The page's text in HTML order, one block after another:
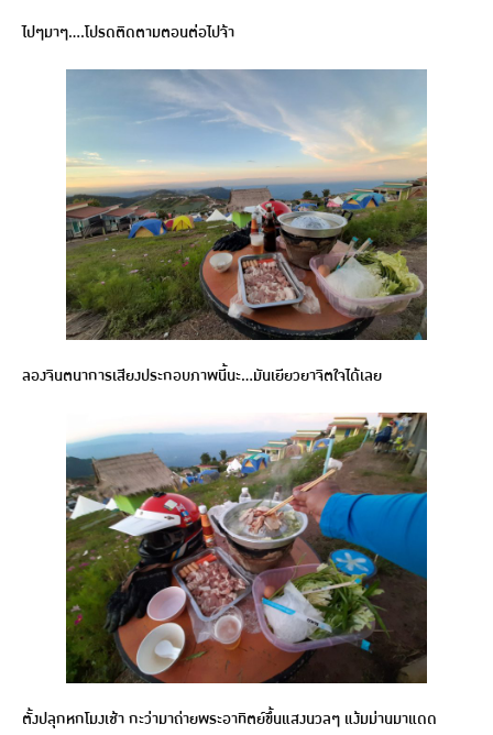
ไปๆมาๆ….โปรดติดตามตอนต่อไปจ้า
ลองจินตนาการเสียงประกอบภาพนี้นะ…มันเยียวยาจิตใจได้เลย
ตั้งปลุกหกโมงเช้า กะว่ามาถ่ายพระอาทิตย์ขึ้นแสงนวลๆ แง้มม่านมาแดด